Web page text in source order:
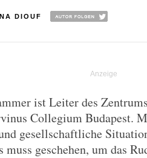
DIOUF
ist Leiter des
Collegium Budapest.
gesellschaftliche
muss geschehen, um das